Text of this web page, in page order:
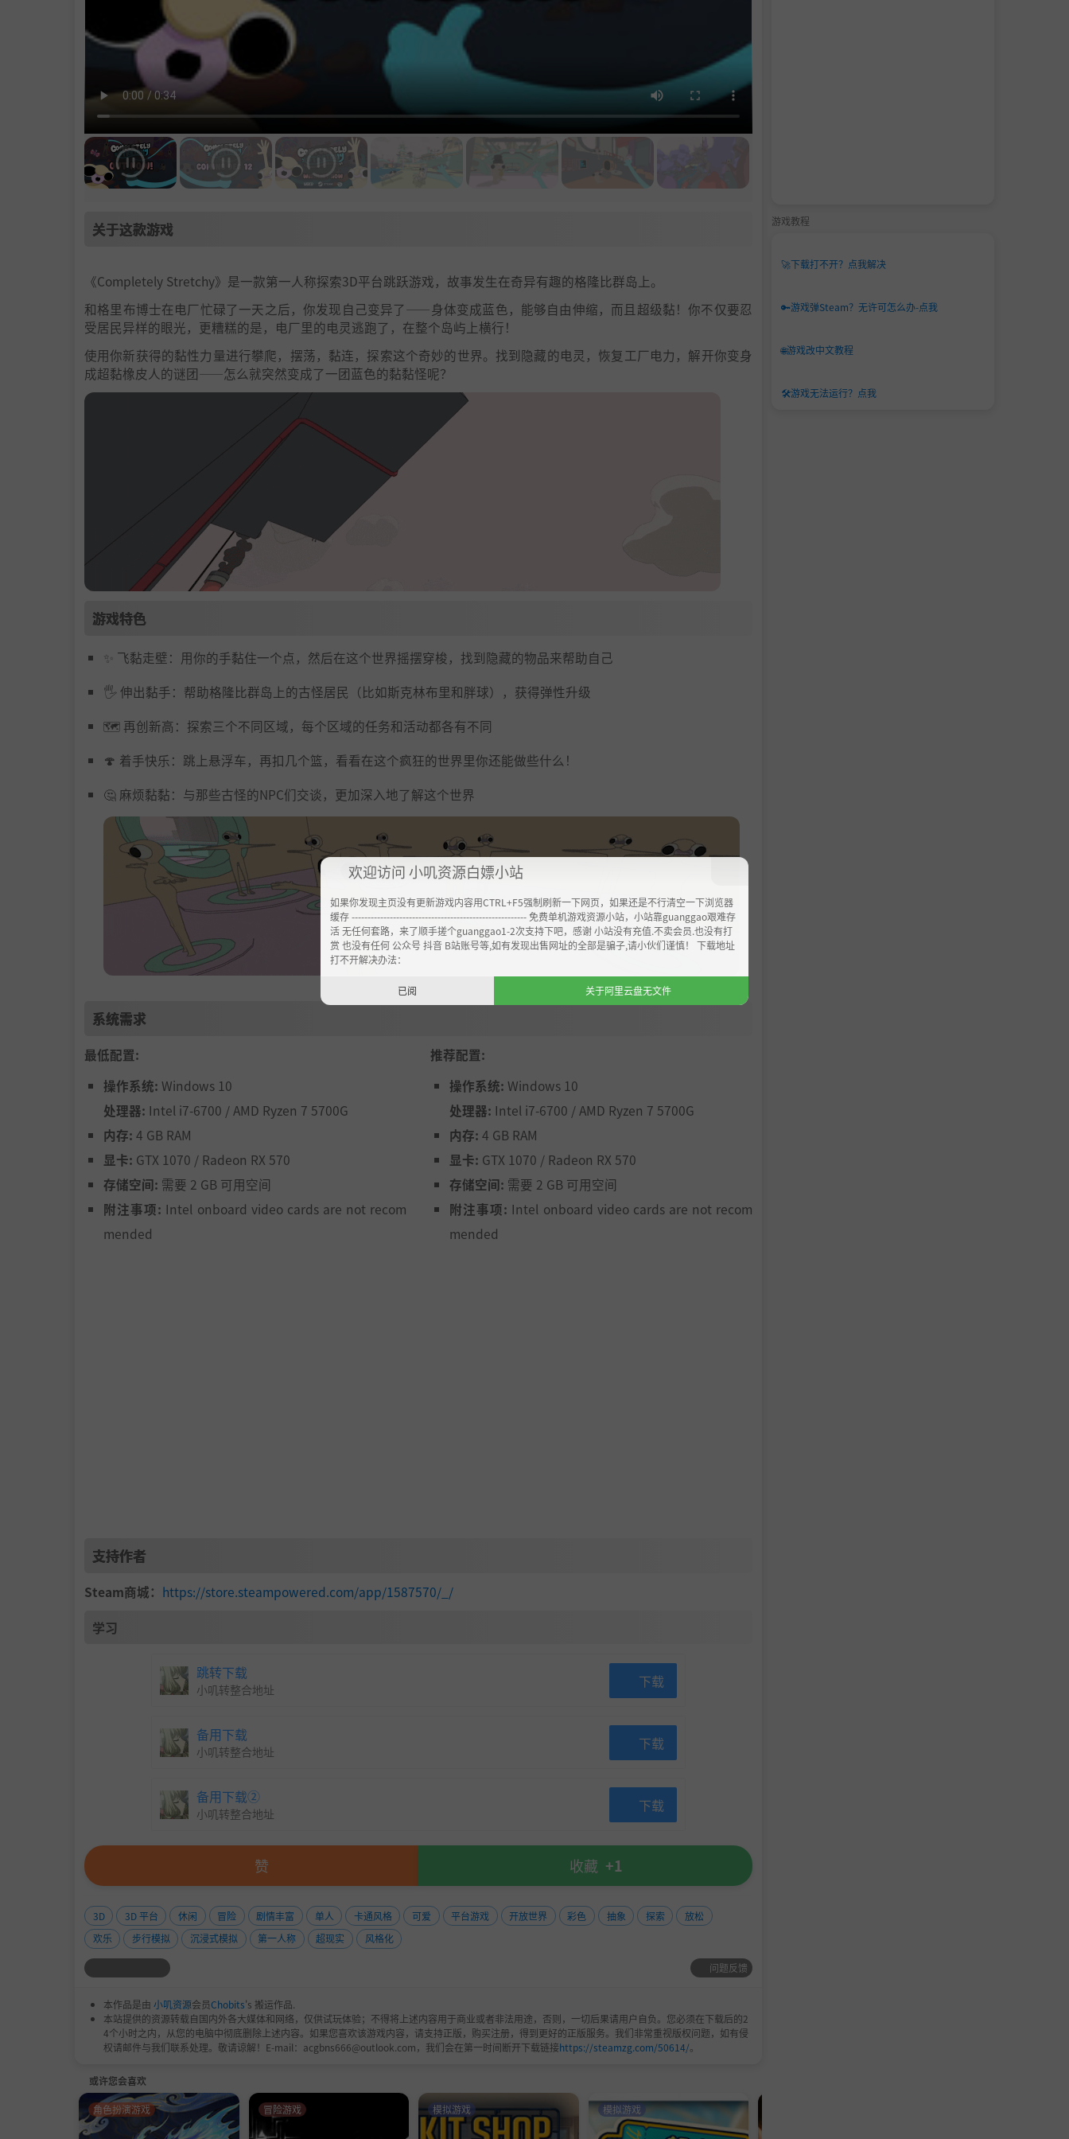
关于这款游戏
《Completely Stretchy》是一款第一人称探索3D平台跳跃游戏，故事发生在奇异有趣的格隆比群岛上。
和格里布博士在电厂忙碌了一天之后，你发现自己变异了——身体变成蓝色，能够自由伸缩，而且超级黏！你不仅要忍
受居民异样的眼光，更糟糕的是，电厂里的电灵逃跑了，在整个岛屿上横行！
使用你新获得的黏性力量进行攀爬，摆荡，黏连，探索这个奇妙的世界。找到隐藏的电灵，恢复工厂电力，解开你变身
成超黏橡皮人的谜团——怎么就突然变成了一团蓝色的黏黏怪呢？
游戏特色
✨ 飞黏走壁：用你的手黏住一个点，然后在这个世界摇摆穿梭，找到隐藏的物品来帮助自己
🖐️ 伸出黏手：帮助格隆比群岛上的古怪居民（比如斯克林布里和胖球），获得弹性升级
🗺️ 再创新高：探索三个不同区域，每个区域的任务和活动都各有不同
🍄 着手快乐：跳上悬浮车，再扣几个篮，看看在这个疯狂的世界里你还能做些什么！
🤔 麻烦黏黏：与那些古怪的NPC们交谈，更加深入地了解这个世界
系统需求
最低配置:
操作系统: Windows 10
处理器: Intel i7-6700 / AMD Ryzen 7 5700G
内存: 4 GB RAM
显卡: GTX 1070 / Radeon RX 570
存储空间: 需要 2 GB 可用空间
附注事项: Intel onboard video cards are not recom
mended
推荐配置:
操作系统: Windows 10
处理器: Intel i7-6700 / AMD Ryzen 7 5700G
内存: 4 GB RAM
显卡: GTX 1070 / Radeon RX 570
存储空间: 需要 2 GB 可用空间
附注事项: Intel onboard video cards are not recom
mended
支持作者
Steam商城： https://store.steampowered.com/app/1587570/_/
学习
跳转下载
小叽转整合地址 下载
备用下载
小叽转整合地址 下载
备用下载②
小叽转整合地址 下载
赞 收藏 +1
3D 3D 平台 休闲 冒险 剧情丰富 单人 卡通风格 可爱 平台游戏 开放世界 彩色 抽象 探索
放松
欢乐
步行模拟 沉浸式模拟 第一人称 超现实 风格化
问题反馈
本作品是由 小叽资源会员Chobits's 搬运作品.
本站提供的资源转载自国内外各大媒体和网络，仅供试玩体验；不得将上述内容用于商业或者非法用途，否则，一切后果请用户自负。您必须在下载后的2
4个小时之内，从您的电脑中彻底删除上述内容。如果您喜欢该游戏内容，请支持正版，购买注册，得到更好的正版服务。我们非常重视版权问题，如有侵
权请邮件与我们联系处理。敬请谅解！E-mail：acgbns666@outlook.com，我们会在第一时间断开下载链接https://steamzg.com/50614/。
或许您会喜欢
角色扮演游戏 冒险游戏 模拟游戏 模拟游戏
游戏教程
🚀下载打不开？点我解决
🔑游戏弹Steam？无许可怎么办-点我
🌐游戏改中文教程
🛠️游戏无法运行？点我
欢迎访问 小叽资源白嫖小站
如果你发现主页没有更新游戏内容用CTRL+F5强制刷新一下网页，如果还是不行清空一下浏览器
缓存 ------------------------------------------------------- 免费单机游戏资源小站，小站靠guanggao艰难存
活 无任何套路，来了顺手搓个guanggao1-2次支持下吧，感谢 小站没有充值.不卖会员.也没有打
赏 也没有任何 公众号 抖音 B站账号等,如有发现出售网址的全部是骗子,请小伙们谨慎！ 下载地址
打不开解决办法：
已阅 关于阿里云盘无文件